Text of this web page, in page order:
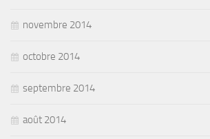
novembre 2014
octobre 2014
septembre 2014
août 2014